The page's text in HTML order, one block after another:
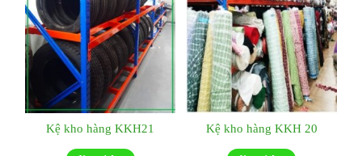
Kệ kho hàng KKH21 Kệ kho hàng KKH 20